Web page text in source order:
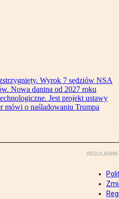
Wyrok 7 sędziów NSA
Nowa danina od 2027 roku
Jest projekt ustawy
mówi o naśladowaniu Trumpa
REGULAMIN